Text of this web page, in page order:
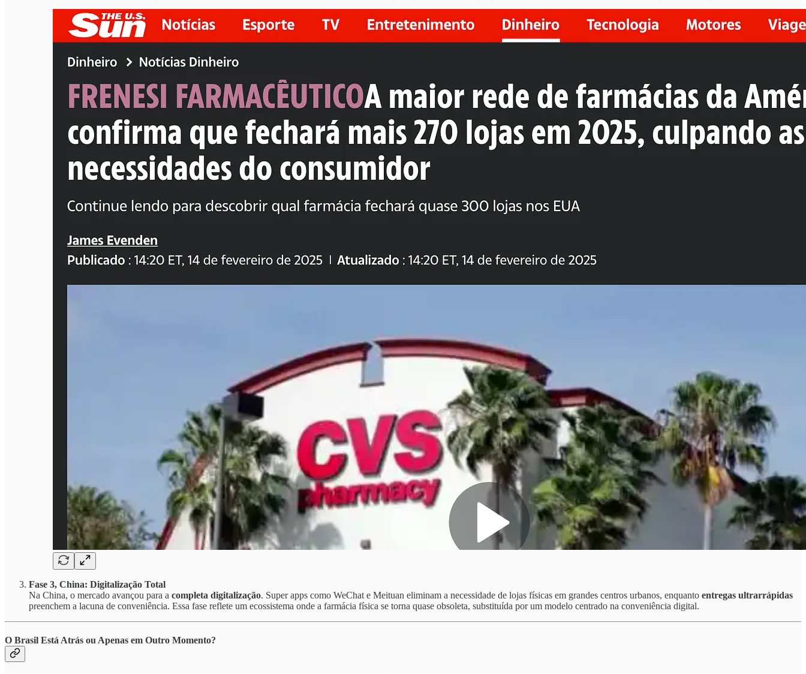
Fase 3, China: Digitalização Total
Na China, o mercado avançou para a completa digitalização. Super apps como WeChat e Meituan eliminam a necessidade de lojas físicas em grandes centros urbanos, enquanto entregas ultrarrápidas
preenchem a lacuna de conveniência. Essa fase reflete um ecossistema onde a farmácia física se torna quase obsoleta, substituída por um modelo centrado na conveniência digital.
O Brasil Está Atrás ou Apenas em Outro Momento?